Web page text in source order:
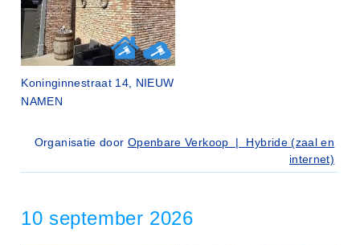
Koninginnestraat 14, NIEUW
NAMEN
Organisatie door Openbare Verkoop | Hybride (zaal en
internet)
10 september 2026